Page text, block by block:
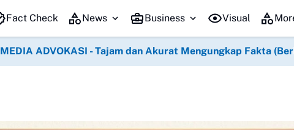
Empat Jenis Operasi Gratis Hadir
Fact Check News Business Visual
MEDIA ADVOKASI - Tajam dan Akurat Mengungkap Fakta